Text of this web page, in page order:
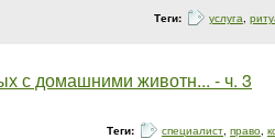
Теги: услуга,
с домашними животн... - ч. 3
Теги: специалист, право,